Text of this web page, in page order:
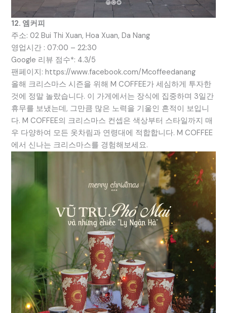
12. 엠커피
주소: 02 Bui Thi Xuan, Hoa Xuan, Da Nang
영업시간 : 07:00 – 22:30
Google 리뷰 점수*: 4.3/5
팬페이지: https://www.facebook.com/Mcoffeedanang
올해 크리스마스 시즌을 위해 M COFFEE가 세심하게 투자한
것에 정말 놀랐습니다. 이 가게에서는 장식에 집중하며 3일간
휴무를 보냈는데, 그만큼 많은 노력을 기울인 흔적이 보입니
다. M COFFEE의 크리스마스 컨셉은 색상부터 스타일까지 매
우 다양하여 모든 옷차림과 연령대에 적합합니다. M COFFEE
에서 신나는 크리스마스를 경험해보세요.